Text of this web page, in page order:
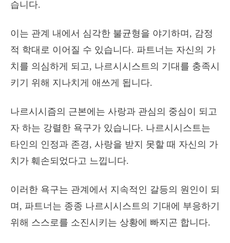
습니다.
이는 관계 내에서 심각한 불균형을 야기하며, 감정
적 학대로 이어질 수 있습니다. 파트너는 자신의 가
치를 의심하게 되고, 나르시시스트의 기대를 충족시
키기 위해 지나치게 애쓰게 됩니다.
나르시시즘의 근본에는 사랑과 관심의 중심이 되고
자 하는 강렬한 욕구가 있습니다. 나르시시스트는
타인의 인정과 존경, 사랑을 받지 못할 때 자신의 가
치가 훼손되었다고 느낍니다.
이러한 욕구는 관계에서 지속적인 갈등의 원인이 되
며, 파트너는 종종 나르시시스트의 기대에 부응하기
위해 스스로를 소진시키는 상황에 빠지곤 합니다.